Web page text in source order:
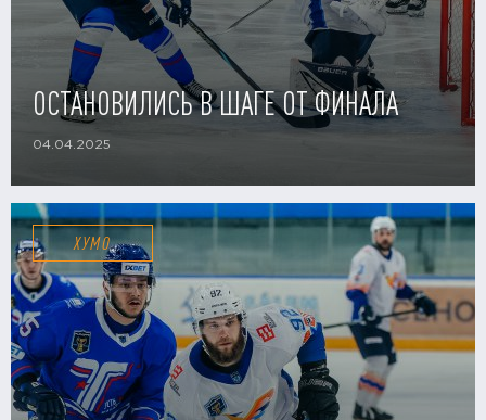
ОСТАНОВИЛИСЬ В ШАГЕ ОТ ФИНАЛА
04.04.2025
ХУМО